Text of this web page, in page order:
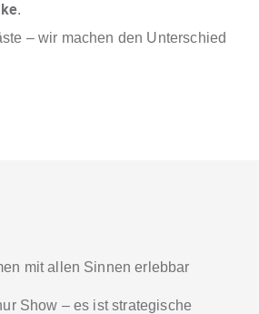
.
– wir machen den Unterschied
mit allen Sinnen erlebbar
Show – es ist strategische